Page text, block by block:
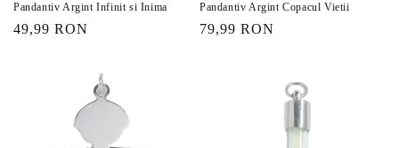
Pandantiv Argint Infinit si Inima
Preț
49,99 RON
Pandantiv Argint Copacul Vietii
Preț
79,99 RON